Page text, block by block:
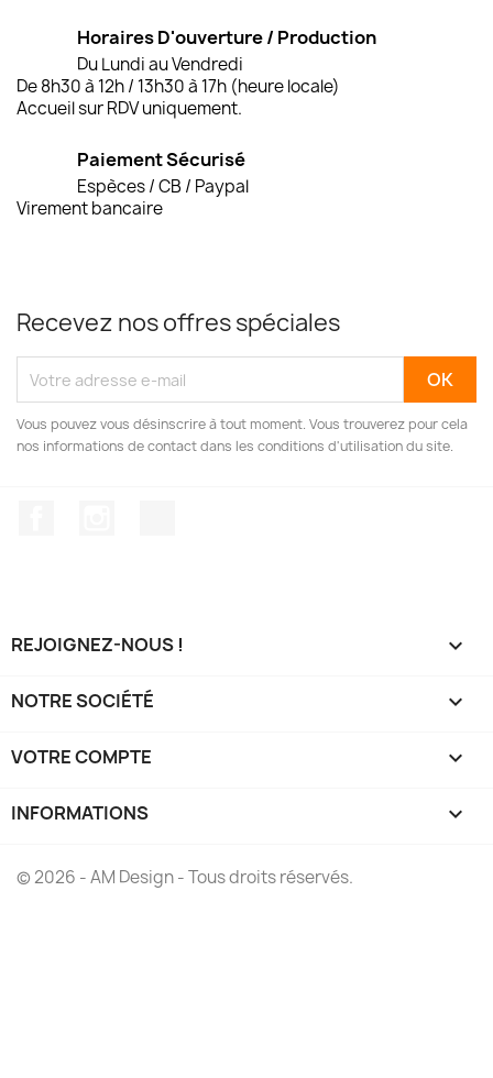
Horaires D'ouverture / Production
Du Lundi au Vendredi
De 8h30 à 12h / 13h30 à 17h (heure locale)
Accueil sur RDV uniquement.
Paiement Sécurisé
Espèces / CB / Paypal
Virement bancaire
Recevez nos offres spéciales
Vous pouvez vous désinscrire à tout moment. Vous trouverez pour cela
nos informations de contact dans les conditions d'utilisation du site.
REJOIGNEZ-NOUS ! 
NOTRE SOCIÉTÉ 
VOTRE COMPTE 
INFORMATIONS keyboard_arrow_down
© 2026 - AM Design - Tous droits réservés.